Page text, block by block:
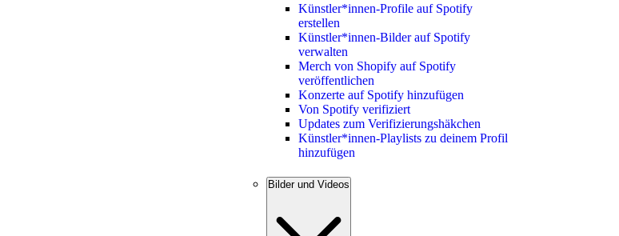
Künstler*innen-Profile auf Spotify
erstellen
Künstler*innen-Bilder auf Spotify
verwalten
Merch von Shopify auf Spotify
veröffentlichen
Konzerte auf Spotify hinzufügen
Von Spotify verifiziert
Updates zum Verifizierungshäkchen
Künstler*innen-Playlists zu deinem Profil
hinzufügen
Bilder und Videos